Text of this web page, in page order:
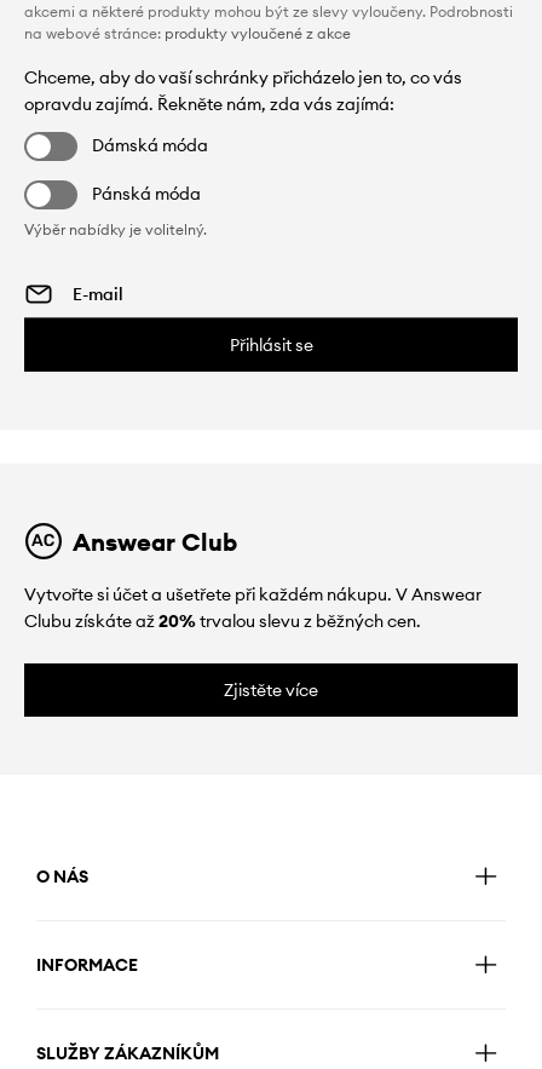
akcemi a některé produkty mohou být ze slevy vyloučeny. Podrobnosti
na webové stránce: produkty vyloučené z akce
Chceme, aby do vaší schránky přicházelo jen to, co vás
opravdu zajímá. Řekněte nám, zda vás zajímá:
Dámská móda
Pánská móda
Výběr nabídky je volitelný.
Přihlásit se
Answear Club
Vytvořte si účet a ušetřete při každém nákupu. V Answear
Clubu získáte až20%trvalou slevu z běžných cen.
Zjistěte více
O NÁS
INFORMACE
SLUŽBY ZÁKAZNÍKŮM